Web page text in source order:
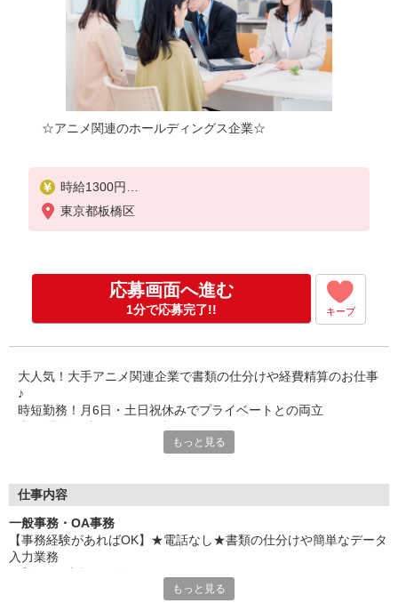
☆アニメ関連のホールディングス企業☆
時給1300円
月収例 42900円
東京都板橋区
応募画面へ進む
1分で応募完了!! キープ
大人気！大手アニメ関連企業で書類の仕分けや経費精算のお仕事
♪
時短勤務！月6日・土日祝休みでプライベートとの両立
一緒に業務をするのは弊社の社員とスタッフなので安心♪
もっと見る
仕事内容
一般事務・OA事務
【事務経験があればOK】★電話なし★書類の仕分けや簡単なデータ
入力業務
もっと見る